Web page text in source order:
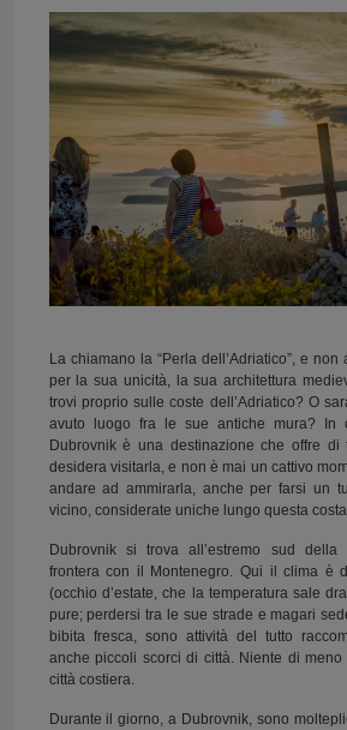
La chiamano la “Perla dell’Adriatico”, e
per la sua unicità, la sua architettura
trovi proprio sulle coste dell’Adriatico? O
avuto luogo fra le sue antiche mura? In
Dubrovnik è una destinazione che offre
desidera visitarla, e non è mai un cattivo
andare ad ammirarla, anche per farsi un
vicino, considerate uniche lungo questa
Dubrovnik si trova all’estremo sud della
frontera con il Montenegro. Qui il clima è
(occhio d’estate, che la temperatura sale
pure; perdersi tra le sue strade e magari
bibita fresca, sono attività del tutto
anche piccoli scorci di città. Niente di
città costiera.
Durante il giorno, a Dubrovnik, sono